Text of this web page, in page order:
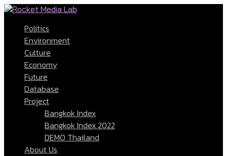
Politics
Environment
Culture
Economy
Future
Database
Project
Bangkok Index
Bangkok Index 2022
DEMO Thailand
About Us